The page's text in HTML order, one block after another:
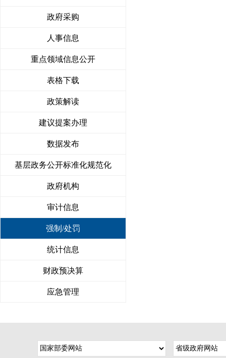
政府采购
人事信息
重点领域信息公开
表格下载
政策解读
建议提案办理
数据发布
基层政务公开标准化规范化
政府机构
审计信息
强制/处罚
统计信息
财政预决算
应急管理